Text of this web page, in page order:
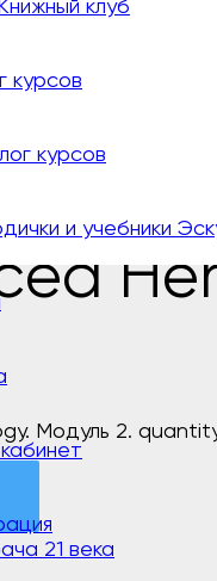
Книжный клуб
курсов
курсов
и учебники
21 века/ Advanced
Модуль 2.
21 века